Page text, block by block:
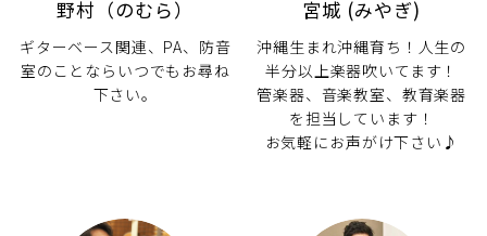
野村（のむら）
ギターベース関連、PA、防音
室のことならいつでもお尋ね
下さい。
宮城 (みやぎ)
沖縄生まれ沖縄育ち！人生の
半分以上楽器吹いてます！
管楽器、音楽教室、教育楽器
を担当しています！
お気軽にお声がけ下さい♪